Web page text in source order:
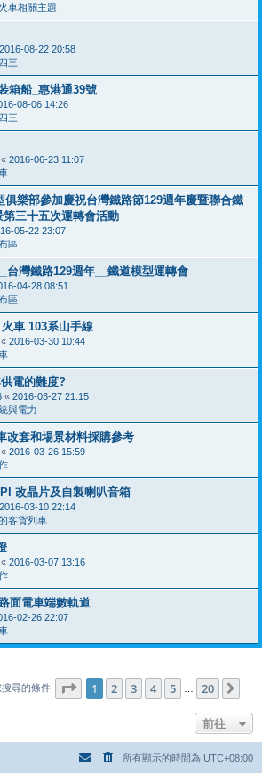
車相關主題
2016-08-22 20:58
三
箱船_惠港通39號
08-06 14:26
三
« 2016-06-23 11:07
俱樂部參加慶祝台灣鐵路節129週年慶暨聯合鐵
三十五次運轉會活動
05-22 23:07
區
台灣鐵路129週年__鐵道模型運轉會
04-28 08:51
區
車 103系山手線
« 2016-03-30 10:44
電的難度?
« 2016-03-27 21:15
與電力
改套和場景材料採購參考
« 2016-03-26 15:59
改晶片及自製喇叭音箱
2016-03-10 22:14
客貨列車
« 2016-03-07 13:16
面電車端數軌道
02-26 22:07
尋的條件 第 1 頁 (共20 頁)
1 2 3 4 5 20
前往
所有顯示的時間為 UTC+08:00